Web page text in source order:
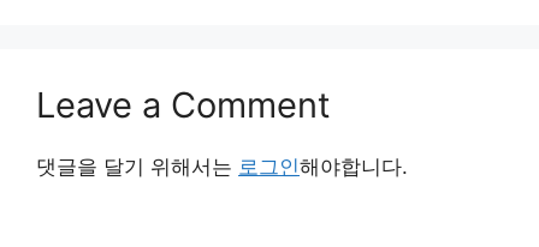
Leave a Comment
댓글을 달기 위해서는 로그인해야합니다.